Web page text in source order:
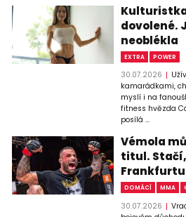
dovolené.
neoblékla
EXTRA POWER
30.07.2026
kamarádkami,
myslí i na
fitness hvězda
posílá ...
Vémola
titul.
DOMÁCÍ MMA
30.07.2026